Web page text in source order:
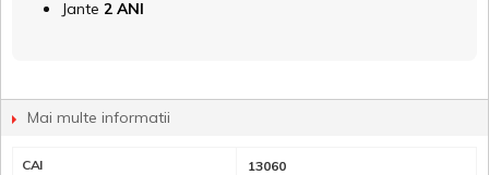
Jante 2 ANI
Mai multe informatii
CAI 13060